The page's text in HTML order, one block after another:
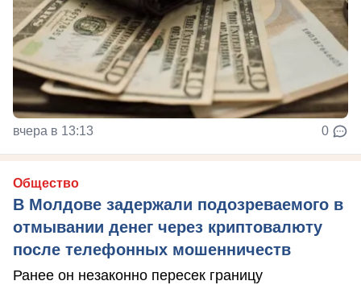
вчера в 13:13 0
Общество
В Молдове задержали подозреваемого в
отмывании денег через криптовалюту
после телефонных мошенничеств
Ранее он незаконно пересек границу